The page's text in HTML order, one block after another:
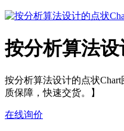
按分析算法
按分析算法设计的点状
质保障，快速交货。】
在线询价